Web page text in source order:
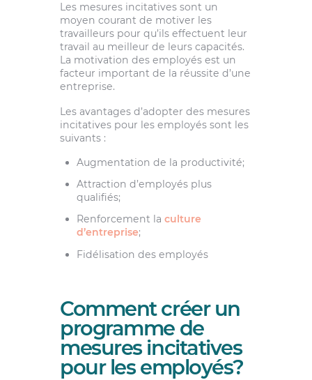
Les mesures incitatives sont un
moyen courant de motiver les
travailleurs pour qu’ils effectuent leur
travail au meilleur de leurs capacités.
La motivation des employés est un
facteur important de la réussite d’une
entreprise.
Les avantages d’adopter des mesures
incitatives pour les employés sont les
suivants :
Augmentation de la productivité;
Attraction d’employés plus
qualifiés;
Renforcement la culture
d’entreprise;
Fidélisation des employés
Comment créer un
programme de
mesures incitatives
pour les employés?